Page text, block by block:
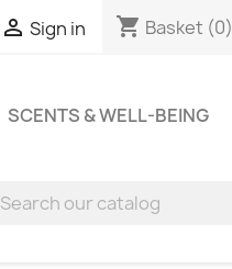
 Sign in shopping_cart Basket (0)
SCENTS & WELL-BEING